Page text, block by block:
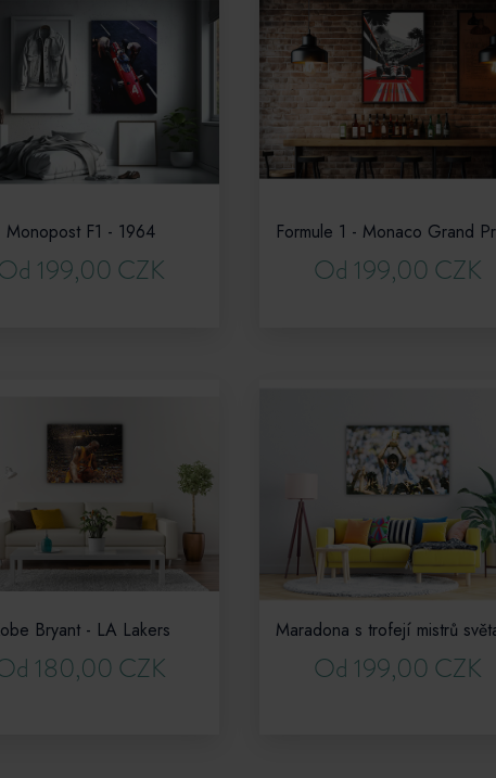
Monopost F1 - 1964
199,00 CZK Od 199,00 CZK
Bryant - LA Lakers
180,00 CZK Od 199,00 CZK